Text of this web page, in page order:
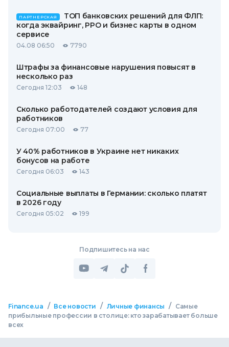
ПАРТНЕРСКАЯ
ТОП банковских решений для ФЛП:
когда эквайринг, РРО и бизнес карты в одном
сервисе
04.08 06:50 7790
Штрафы за финансовые нарушения повысят в
несколько раз
Сегодня 12:03 148
Сколько работодателей создают условия для
работников
Сегодня 07:00 77
У 40% работников в Украине нет никаких
бонусов на работе
Сегодня 06:03 143
Социальные выплаты в Германии: сколько платят
в 2026 году
Сегодня 05:02 199
Подпишитесь на нас
Finance.ua / Все новости / Личные финансы /
Самые
прибыльные профессии в столице: кто зарабатывает больше
всех